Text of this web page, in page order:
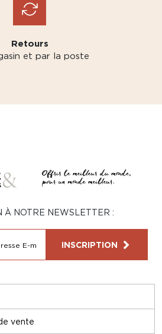
Retours
et par la poste
vente
À NOTRE NEWSLETTER :
INSCRIPTION